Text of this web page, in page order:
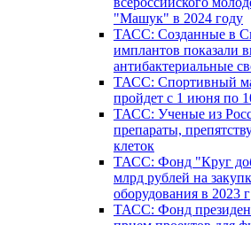
"Машук" в 2024 году
ТАСС: Созданные в
имплантов показали
антибактериальные
ТАСС: Спортивный
пройдет с 1 июня по
ТАСС: Ученые из
препараты,
клеток
ТАСС: Фонд "Круг
млрд рублей на
оборудования в 2023 г
ТАСС: Фонд